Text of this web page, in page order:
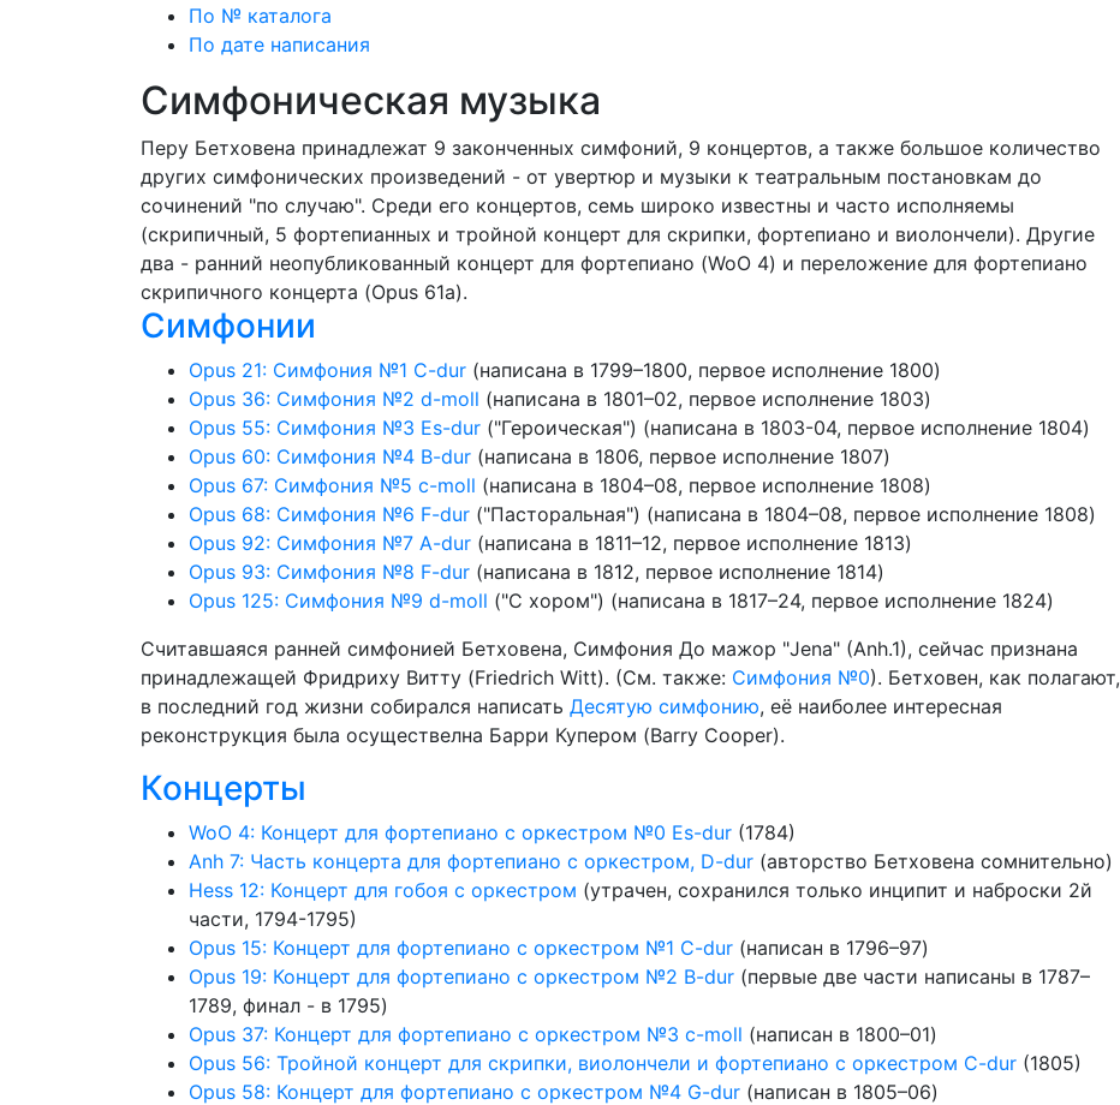
По № каталога
По дате написания
Симфоническая музыка
Перу Бетховена принадлежат 9 законченных симфоний, 9 концертов, а также большое количество
других симфонических произведений - от увертюр и музыки к театральным постановкам до
сочинений "по случаю". Среди его концертов, семь широко известны и часто исполняемы
(скрипичный, 5 фортепианных и тройной концерт для скрипки, фортепиано и виолончели). Другие
два - ранний неопубликованный концерт для фортепиано (WoO 4) и переложение для фортепиано
скрипичного концерта (Opus 61a).
Симфонии
Opus 21: Симфония №1 C-dur (написана в 1799–1800, первое исполнение 1800)
Opus 36: Симфония №2 d-moll (написана в 1801–02, первое исполнение 1803)
Opus 55: Симфония №3 Es-dur ("Героическая") (написана в 1803-04, первое исполнение 1804)
Opus 60: Симфония №4 B-dur (написана в 1806, первое исполнение 1807)
Opus 67: Симфония №5 c-moll (написана в 1804–08, первое исполнение 1808)
Opus 68: Симфония №6 F-dur ("Пасторальная") (написана в 1804–08, первое исполнение 1808)
Opus 92: Симфония №7 A-dur (написана в 1811–12, первое исполнение 1813)
Opus 93: Симфония №8 F-dur (написана в 1812, первое исполнение 1814)
Opus 125: Симфония №9 d-moll ("С хором") (написана в 1817–24, первое исполнение 1824)
Считавшаяся ранней симфонией Бетховена, Симфония До мажор "Jena" (Anh.1), сейчас признана
принадлежащей Фридриху Витту (Friedrich Witt). (См. также: Симфония №0). Бетховен, как полагают,
в последний год жизни собирался написать Десятую симфонию, её наиболее интересная
реконструкция была осуществелна Барри Купером (Barry Cooper).
Концерты
WoO 4: Концерт для фортепиано с оркестром №0 Es-dur (1784)
Anh 7: Часть концерта для фортепиано с оркестром, D-dur (авторство Бетховена сомнительно)
Hess 12: Концерт для гобоя с оркестром (утрачен, сохранился только инципит и наброски 2й
части, 1794-1795)
Opus 15: Концерт для фортепиано с оркестром №1 C-dur (написан в 1796–97)
Opus 19: Концерт для фортепиано с оркестром №2 B-dur (первые две части написаны в 1787–
1789, финал - в 1795)
Opus 37: Концерт для фортепиано с оркестром №3 c-moll (написан в 1800–01)
Opus 56: Тройной концерт для скрипки, виолончели и фортепиано с оркестром C-dur (1805)
Opus 58: Концерт для фортепиано с оркестром №4 G-dur (написан в 1805–06)